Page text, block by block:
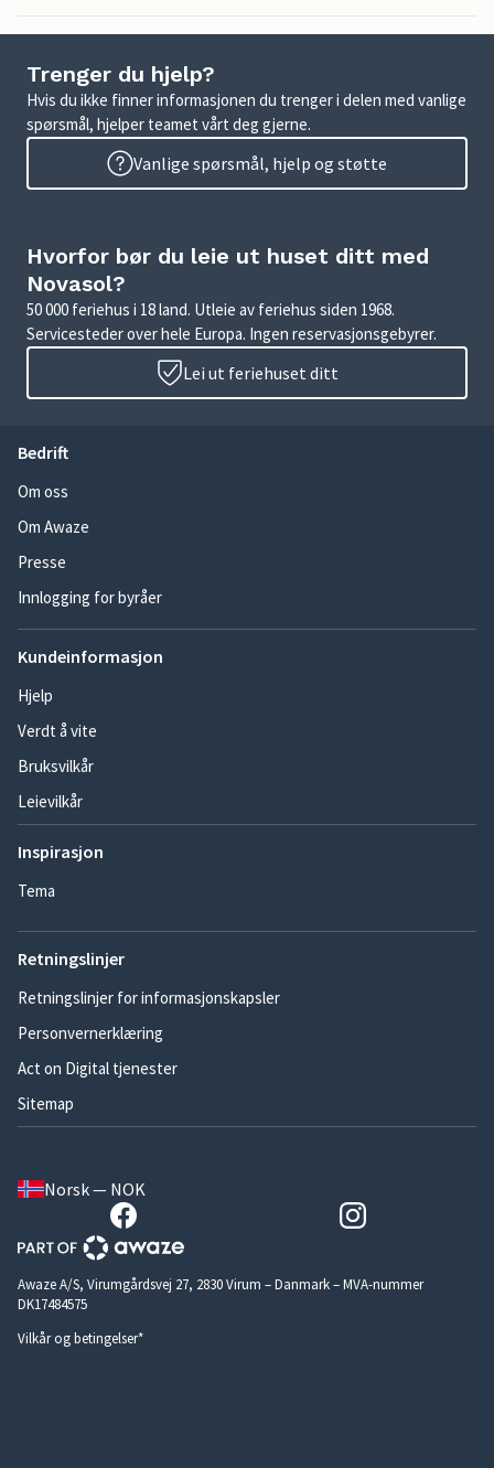
Trenger du hjelp?
Hvis du ikke finner informasjonen du trenger i delen med vanlige
spørsmål, hjelper teamet vårt deg gjerne.
Vanlige spørsmål, hjelp og støtte
Hvorfor bør du leie ut huset ditt med
Novasol?
50 000 feriehus i 18 land. Utleie av feriehus siden 1968.
Servicesteder over hele Europa. Ingen reservasjonsgebyrer.
Lei ut feriehuset ditt
Bedrift
Om oss
Om Awaze
Presse
Innlogging for byråer
Kundeinformasjon
Hjelp
Verdt å vite
Bruksvilkår
Leievilkår
Inspirasjon
Tema
Retningslinjer
Retningslinjer for informasjonskapsler
Personvernerklæring
Act on Digital tjenester
Sitemap
Norsk — NOK
Awaze A/S, Virumgårdsvej 27, 2830 Virum – Danmark – MVA-nummer
DK17484575
Vilkår og betingelser*